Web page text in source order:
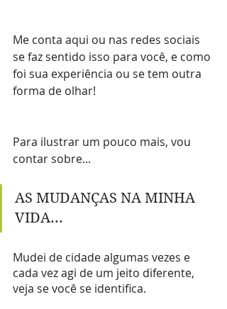
Me conta aqui ou nas redes sociais
se faz sentido isso para você, e como
foi sua experiência ou se tem outra
forma de olhar!
Para ilustrar um pouco mais, vou
contar sobre...
AS MUDANÇAS NA MINHA
VIDA...
Mudei de cidade algumas vezes e
cada vez agi de um jeito diferente,
veja se você se identifica.